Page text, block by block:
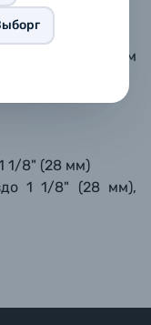
(на максимальном
1/8" (28 мм)
1 1/8" (28 мм),